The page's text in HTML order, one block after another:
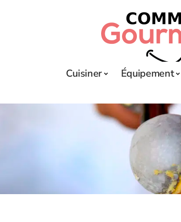
Cuisiner Équipement